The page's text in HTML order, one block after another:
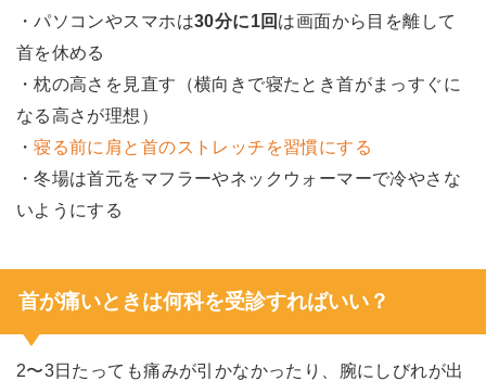
・パソコンやスマホは30分に1回 は画面から目を離して
首を休める
・枕の高さを見直す（横向きで寝たとき首がまっすぐに
なる高さが理想）
・寝る前に肩と首のストレッチを習慣にする
・冬場は首元をマフラーやネックウォーマーで冷やさな
いようにする
首が痛いときは何科を受診すればいい？
2〜3日たっても痛みが引かなかったり、腕にしびれが出